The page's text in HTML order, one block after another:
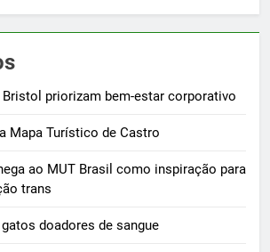
Bristol priorizam bem-estar corporativo
Mapa Turístico de Castro
ao MUT Brasil como inspiração para
trans
doadores de sangue